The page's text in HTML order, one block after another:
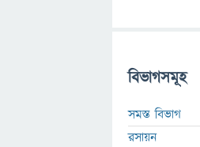
বিভাগসমূহ
সমস্ত বিভাগ
রসায়ন